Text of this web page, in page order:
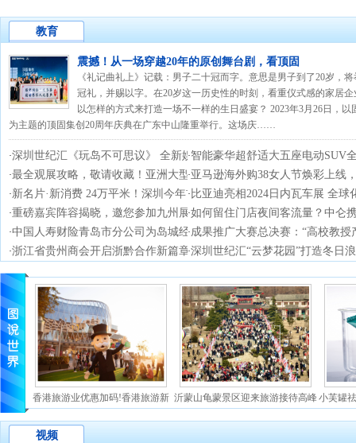
教育
震撼！从一场穿越20年的原创舞台剧，看顶固
《礼记曲礼上》记载：男子二十冠而字。意思是男子到了20岁，将
冠礼，并赐以字。在20岁这一历史性的时刻，看重仪式感的家居企
以怎样的方式来打造一场不一样的生日盛宴？ 2023年3月26日，以
为主题的顶固集创20周年庆典在广东中山隆重举行。这场庆……
·深圳世纪汇《玩岛不可思议》 全新娱乐体验
·智能豪华超舒适大五座电动SUV
·最全观展攻略，敬请收藏！亚洲大型汽车生态
·亚马逊海外购38女人节焕彩上线
·新名片·新消费 24万平米！深圳今年首个大
· 比亚迪亮相2024日内瓦车展 全球
·重磅嘉宾阵容揭晓，邀您参加九州展同期50+
·如何留住门店夜间客流量？中仑
·中国人寿财险青岛市分公司为岛城经济 发展
·成果推广大赛总决赛：“高校教授
·浙江省贵州商会开启浙黔合作新篇章·深圳世纪汇“云梦花园”打造冬日
香港旅游业优惠加码!香港旅游新 沂蒙山龟蒙景区迎来旅游接待高峰小芙罐
视频